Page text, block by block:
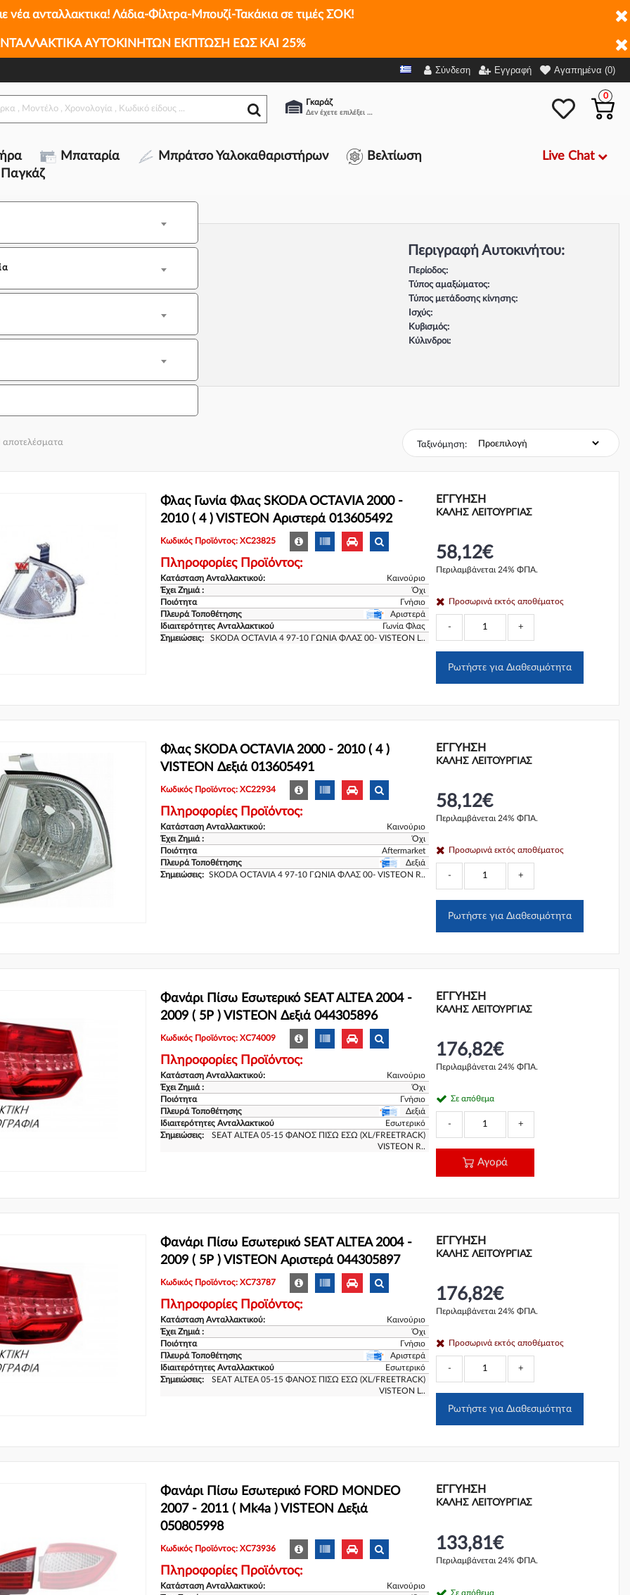
νέα ανταλλακτικα! Λάδια-Φίλτρα-Μπουζί-Τακάκια σε τιμές ΣΟΚ!
ΑΥΤΟΚΙΝΗΤΩΝ ΕΚΠΤΩΣΗ ΕΩΣ ΚΑΙ 25%
Σύνδεση Εγγραφή Αγαπημένα (0)
Γκαράζ
Δεν έχετε επιλέξει αμάξι.
0
Μπαταρία Μπράτσο Υαλοκαθαριστήρων
Βελτίωση
Παγκάζ
Live Chat
Περιγραφή Αυτοκινήτου:
Περίοδος:
Τύπος αμαξώματος:
Τύπος μετάδοσης κίνησης:
Ισχύς:
Κυβισμός:
Κύλινδροι:
Ταξινόμηση:
Φλας Γωνία Φλας SKODA OCTAVIA 2000 -
2010 ( 4 ) VISTEON Αριστερά 013605492
Κωδικός Προϊόντος: XC23825
Πληροφορίες Προϊόντος:
Κατάσταση Ανταλλακτικού:
Καινούριο
Έχει Ζημιά :
Όχι
Ποιότητα
Γνήσιο
Πλευρά Τοποθέτησης
Αριστερά
Ιδιαιτερότητες Ανταλλακτικού
Γωνία Φλας
Σημειώσεις:
SKODA OCTAVIA 4 97-10 ΓΩΝΙΑ ΦΛΑΣ 00- VISTEON L..
ΕΓΓΎΗΣΗ
ΚΑΛΗΣ ΛΕΙΤΟΥΡΓΙΑΣ
58,12€
Περιλαμβάνεται 24% ΦΠΑ.
Προσωρινά εκτός αποθέματος
- +
Ρωτήστε για Διαθεσιμότητα
Φλας SKODA OCTAVIA 2000 - 2010 ( 4 )
VISTEON Δεξιά 013605491
Κωδικός Προϊόντος: XC22934
Πληροφορίες Προϊόντος:
Κατάσταση Ανταλλακτικού:
Καινούριο
Έχει Ζημιά :
Όχι
Ποιότητα
Aftermarket
Πλευρά Τοποθέτησης
Δεξιά
Σημειώσεις: SKODA OCTAVIA 4 97-10 ΓΩΝΙΑ ΦΛΑΣ 00- VISTEON R..
ΕΓΓΎΗΣΗ
ΚΑΛΗΣ ΛΕΙΤΟΥΡΓΙΑΣ
58,12€
Περιλαμβάνεται 24% ΦΠΑ.
Προσωρινά εκτός αποθέματος
- +
Ρωτήστε για Διαθεσιμότητα
Φανάρι Πίσω Εσωτερικό SEAT ALTEA 2004 -
2009 ( 5P ) VISTEON Δεξιά 044305896
Κωδικός Προϊόντος: XC74009
Πληροφορίες Προϊόντος:
Κατάσταση Ανταλλακτικού:
Καινούριο
Έχει Ζημιά :
Όχι
Ποιότητα
Γνήσιο
Πλευρά Τοποθέτησης
Δεξιά
Ιδιαιτερότητες Ανταλλακτικού
Εσωτερικό
Σημειώσεις:
SEAT ALTEA 05-15 ΦΑΝΟΣ ΠΙΣΩ ΕΣΩ (XL/FREETRACK)
VISTEON R..
ΕΓΓΎΗΣΗ
ΚΑΛΗΣ ΛΕΙΤΟΥΡΓΙΑΣ
176,82€
Περιλαμβάνεται 24% ΦΠΑ.
Σε απόθεμα
- +
Αγορά
Φανάρι Πίσω Εσωτερικό SEAT ALTEA 2004 -
2009 ( 5P ) VISTEON Αριστερά 044305897
Κωδικός Προϊόντος: XC73787
Πληροφορίες Προϊόντος:
Κατάσταση Ανταλλακτικού:
Καινούριο
Έχει Ζημιά :
Όχι
Ποιότητα
Γνήσιο
Πλευρά Τοποθέτησης
Αριστερά
Ιδιαιτερότητες Ανταλλακτικού
Εσωτερικό
Σημειώσεις:
SEAT ALTEA 05-15 ΦΑΝΟΣ ΠΙΣΩ ΕΣΩ (XL/FREETRACK)
VISTEON L..
ΕΓΓΎΗΣΗ
ΚΑΛΗΣ ΛΕΙΤΟΥΡΓΙΑΣ
176,82€
Περιλαμβάνεται 24% ΦΠΑ.
Προσωρινά εκτός αποθέματος
- +
Ρωτήστε για Διαθεσιμότητα
Φανάρι Πίσω Εσωτερικό FORD MONDEO
2007 - 2011 ( Mk4a ) VISTEON Δεξιά
050805998
Κωδικός Προϊόντος: XC73936
Πληροφορίες Προϊόντος:
Κατάσταση Ανταλλακτικού:
Καινούριο
ΕΓΓΎΗΣΗ
ΚΑΛΗΣ ΛΕΙΤΟΥΡΓΙΑΣ
133,81€
Περιλαμβάνεται 24% ΦΠΑ.
Σε απόθεμα